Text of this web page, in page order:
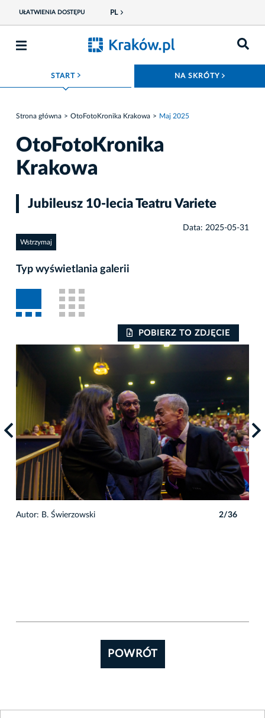
UŁATWIENIA DOSTĘPU PL
START ROZWIŃ MENU NA SKRÓTY
Strona główna OtoFotoKronika Krakowa Maj 2025
OtoFotoKronika
Krakowa
Jubileusz 10-lecia Teatru Variete
Data: 2025-05-31
Wstrzymaj
Typ wyświetlania galerii
POBIERZ TO ZDJĘCIE
Autor: B. Świerzowski 2/36
POWRÓT